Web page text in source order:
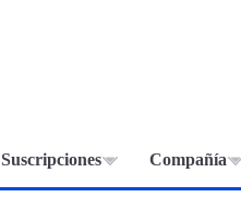
Suscripciones Compañía